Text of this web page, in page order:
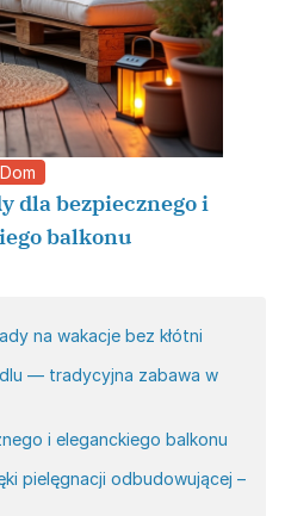
Dom
dla bezpiecznego i
balkonu
na wakacje bez kłótni
— tradycyjna zabawa w
i eleganckiego balkonu
pielęgnacji odbudowującej –